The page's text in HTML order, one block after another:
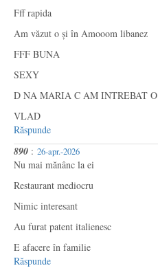
Fff rapida
Am văzut o și în Amooom libanez
FFF BUNA
SEXY
D NA MARIA C AM INTREBAT O
VLAD
Răspunde
890 : 26-apr.-2026
Nu mai mănânc la ei
Restaurant mediocru
Nimic interesant
Au furat patent italienesc
E afacere în familie
Răspunde